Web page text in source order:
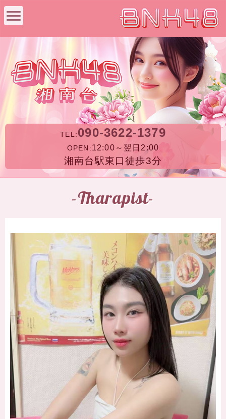
TEL: 090-3622-1379
OPEN: 12:00～翌日2:00
湘南台駅東口徒歩3分
-Tharapist-